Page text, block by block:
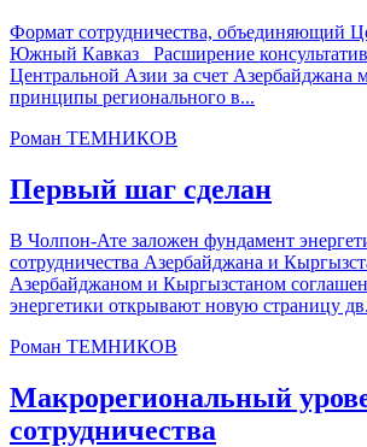
Формат сотрудничества, объединяющий
Южный Кавказ Расширение
Центральной Азии за счет Азербайджана
принципы регионального в...
Роман ТЕМНИКОВ
Первый шаг сделан
В Чолпон-Ате заложен фундамент
сотрудничества Азербайджана и
Азербайджаном и Кыргызстаном
энергетики открывают новую страницу
Роман ТЕМНИКОВ
Макрорегиональный
сотрудничества